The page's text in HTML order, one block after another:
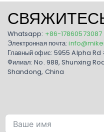
Whatsapp: +86-17860573087
Электронная почта:
Главный офис: 5955 Alpha
Филиал: No. 988, Shunxing
Shandong, China